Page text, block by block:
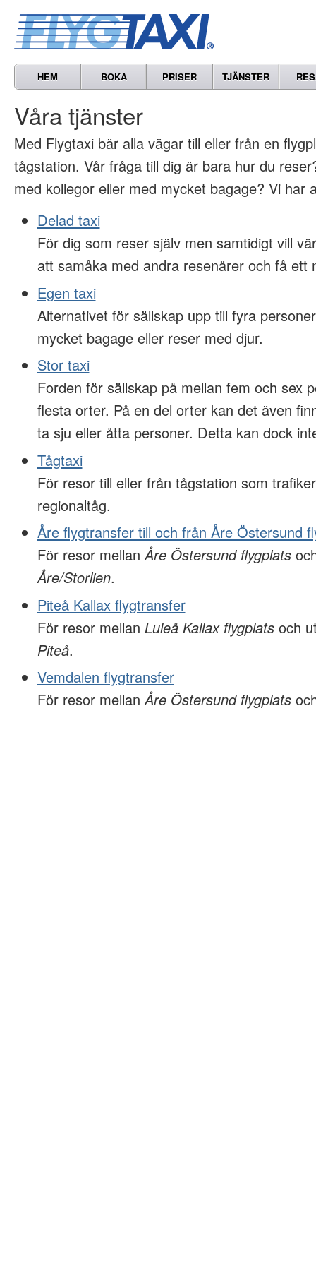
HEM BOKA PRISER TJÄNSTER
Våra tjänster
Med Flygtaxi bär alla vägar till eller från en
tågstation. Vår fråga till dig är bara hur du
med kollegor eller med mycket bagage? Vi har
Delad taxi
För dig som reser själv men samtidigt vill
att samåka med andra resenärer och få ett
Egen taxi
Alternativet för sällskap upp till fyra
mycket bagage eller reser med djur.
Stor taxi
Forden för sällskap på mellan fem och sex
flesta orter. På en del orter kan det även
ta sju eller åtta personer. Detta kan dock
Tågtaxi
För resor till eller från tågstation som
regionaltåg.
Åre flygtransfer till och från Åre Östersund
För resor mellanÅre Östersund flygplats
Åre/Storlien.
Piteå Kallax flygtransfer
För resor mellan Luleå Kallax flygplatsoch
Piteå.
Vemdalen flygtransfer
För resor mellanÅre Östersund flygplats